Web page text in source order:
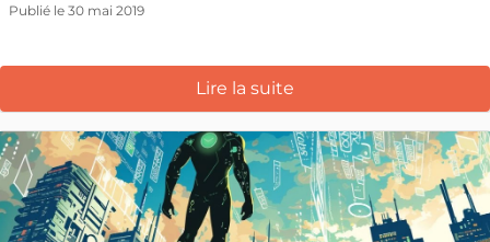
Publié le 30 mai 2019
Lire la suite